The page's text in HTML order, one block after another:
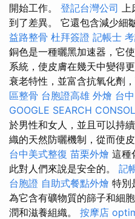
開始工作。 登記台灣公司 上
到了差異。 它還包含減少細
益路整骨 杜拜簽證 記帳士
銅色是一種曬黑加速器，它
系統，使皮膚在幾天中變得更
衰老特性，並富含抗氧化劑
區整骨 台胞證高雄 外燴 台中
GOOGLE SEARCH
於男性和女人，並且可以持
織的天然防曬機制，從而使
台中美式整復 苗栗外燴 這種
此對人們來說是安全的。 記
台胞證 自助式餐點外燴 特別
為它含有礦物質的篩子和細
潤和滋養組織。 按摩店